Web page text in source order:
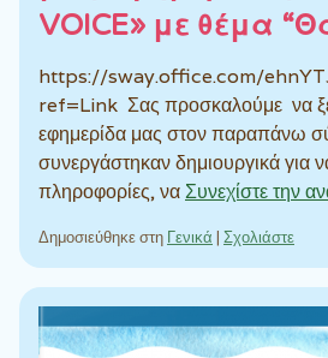
VOICE» με θέμα
https://sway.office.com/
ref=Link Σας προσκαλούμε να
εφημερίδα μας στον παραπάνω
συνεργάστηκαν δημιουργικά για
πληροφορίες, ναΣυνεχίστε την
Δημοσιεύθηκε στη Γενικά | Σχολιάστε